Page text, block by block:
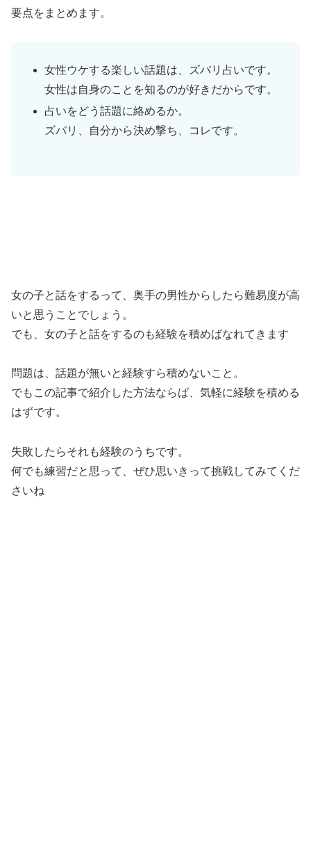
要点をまとめます。
女性ウケする楽しい話題は、ズバリ占いです。
女性は自身のことを知るのが好きだからです。
占いをどう話題に絡めるか。
ズバリ、自分から決め撃ち、コレです。
女の子と話をするって、奥手の男性からしたら難易度が高
いと思うことでしょう。
でも、女の子と話をするのも経験を積めばなれてきます
問題は、話題が無いと経験すら積めないこと。
でもこの記事で紹介した方法ならば、気軽に経験を積める
はずです。
失敗したらそれも経験のうちです。
何でも練習だと思って、ぜひ思いきって挑戦してみてくだ
さいね